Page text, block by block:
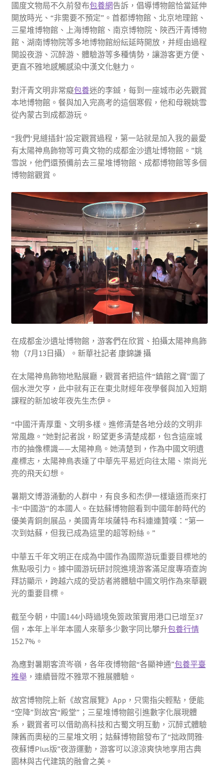
國度文物局不久前發布包養網告訴，倡導博物館恰當延伸
開放時光、“非需要不預定”。首都博物館、北京地理館、
三星堆博物館、上海博物館、南京博物院、陜西汗青博物
館、湖南博物院等多地博物館紛紜延時開放，并經由過程
開設夜游、沉醉游、體驗游等多種情勢，讓游客更方便、
更直不雅地感觸感染中漢文化魅力。
對汗青文明非常癡包養迷的李鋮，每到一座城市必先觀賞
本地博物館。餐與加入完高考的這個寒假，他和母親姚雪
從內蒙古到成都游玩。
“我們‘見縫插針’設定觀賞過程，第一站就是加入我的最愛
有太陽神鳥飾物等可貴文物的成都金沙遺址博物館。”姚
雪說，他們還預備前去三星堆博物館、成都博物館等多個
博物館觀賞。
在成都金沙遺址博物館，游客們在欣賞、拍攝太陽神鳥飾
物（7月13日攝）。新華社記者 康錦謙 攝
在太陽神鳥飾物地點展廳，觀賞者把這件“鎮館之寶”圍了
個水泄欠亨，此中就有正在東北財經年夜學餐與加入短期
課程的新加坡年夜先生杰伊。
“中國汗青厚重、文明多樣。進修清楚各地分歧的文明非
常風趣。”她對記者說，盼望更多清楚成都，包含這座城
市的抽像標識——太陽神鳥。她清楚到，作為中國文明遺
產標志，太陽神鳥表達了中華先平易近向往太陽、崇尚光
亮的飛天幻想。
暑期文博游涌動的人群中，有良多和杰伊一樣遠道而來打
卡“中國游”的本國人。在姑蘇博物館看到中國年齡時代的
優美青銅劍展品，美國青年埃薩特·布科連連贊嘆：“第一
次到姑蘇，但我已成為這里的超等粉絲。”
中華五千年文明正在成為中國作為國際游玩重要目標地的
焦點吸引力。據中國游玩研討院進境游客滿足度專項查詢
拜訪顯示，跨越六成的受訪者將體驗中國文明作為來華觀
光的重要目標。
截至今朝，中國144小時過境免簽政策實用港口已增至37
個，本年上半年本國人來華多少數字同比攀升包養行情
152.7%。
為應對暑期客流岑嶺，各年夜博物館“各顯神通”包養平臺
推舉，連續晉陞不雅眾不雅展體驗。
故宮博物院上新《故宮展覽》App，只需指尖輕點，便能
“空降”到故宮“殿堂”；三星堆博物館引進數字化展現體
系，觀賞者可以借助高科技和古蜀文明互動，沉醉式體驗
陳舊而奧秘的三星堆文明；姑蘇博物館發布了“拙政問雅·
夜蘇博Plus版”夜游運動，游客可以涼涼爽快地享用古典
園林與古代建筑的融會之美。